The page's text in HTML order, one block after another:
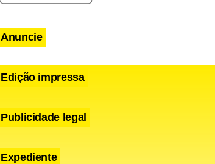
Anuncie
Edição impressa
Publicidade legal
Expediente